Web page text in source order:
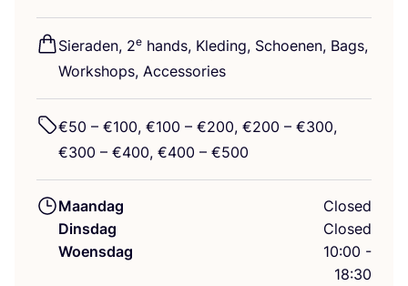
Sie­ra­den, 2e hands, Kle­ding, Schoe­nen, Bags,
Work­shops, Accessories
€50 – €100, €100 – €200, €200 – €300,
€300 – €400, €400 – €500
Maandag
Closed
Dinsdag
Closed
Woensdag
10:00 -
18:30